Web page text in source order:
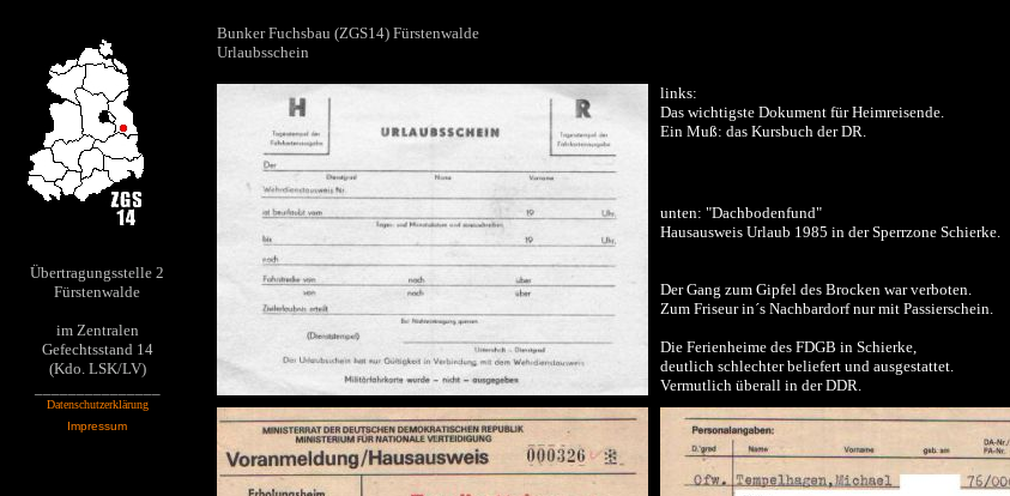
Bunker Fuchsbau (ZGS14) Fürstenwalde
Urlaubsschein
links:
Das wichtigste Dokument für Heimreisende.
Ein Muß: das Kursbuch der DR.
unten: "Dachbodenfund"
Hausausweis Urlaub 1985 in der Sperrzone Schierke.
Der Gang zum Gipfel des Brocken war verboten.
Zum Friseur in´s Nachbardorf nur mit Passierschein.
Die Ferienheime des FDGB in Schierke,
deutlich schlechter beliefert und ausgestattet.
Vermutlich überall in der DDR.
Übertragungsstelle 2
Fürstenwalde
im Zentralen
Gefechtsstand 14
(Kdo. LSK/LV)
Datenschutzerklärung
Impressum